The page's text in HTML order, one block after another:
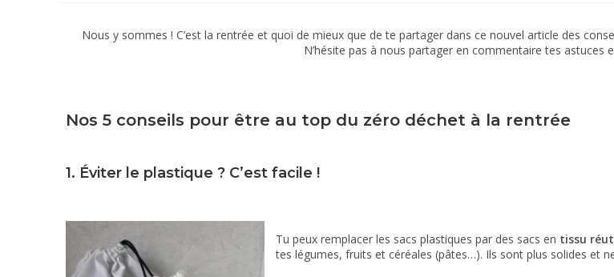
Nous y sommes ! C’est la rentrée et quoi de mieux que de te partager dans ce nouvel article des
N’hésite pas à nous partager en commentaire tes astuces
Nos 5 conseils pour être au top du zéro déchet à la rentrée
1. Éviter le plastique ? C’est facile !
Tu peux remplacer les sacs plastiques par des sacs en tissu
tes légumes, fruits et céréales (pâtes…). Ils sont plus solides et